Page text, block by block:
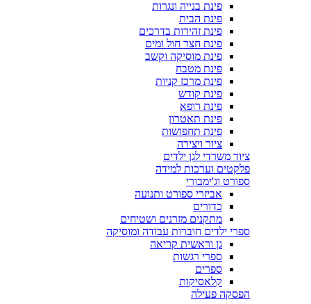
פינת בנייה ונגרות
פינת הבית
פינת זהירות בדרכים
פינת חצר חול ומים
פינת מוסיקה וקשב
פינת מטבח
פינת מרכז קניות
פינת קודש
פינת רופא
פינת תאטרון
פינת תחפושות
ציור ויצירה
ציוד משרדי לגן ילדים
פלקטים וערכות למידה
ספורט וג'ימבורי
אביזרי ספורט ותנועה
כדורים
מתקנים מזרנים ושטיחים
ספרי ילדים חוברות עבודה ומוסיקה
גן וראשית קריאה
ספרי רגשות
ספרים
קלאסיקות
הפסקה פעילה